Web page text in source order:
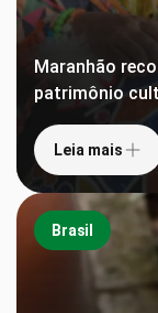
Maranhão
patrimônio
Leia mais
Brasil